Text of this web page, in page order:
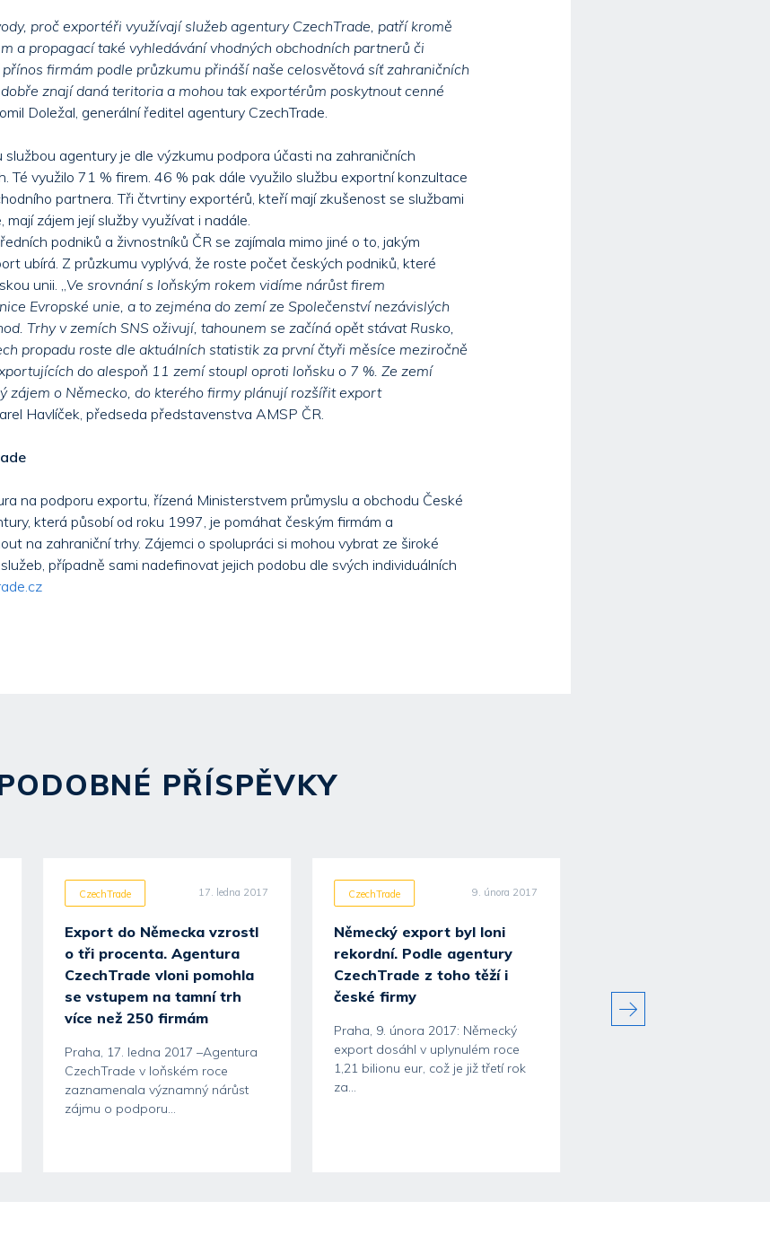
proč exportéři využívají služeb agentury CzechTrade, patří kromě
a propagací také vyhledávání vhodných obchodních partnerů či
firmám podle průzkumu přináší naše celosvětová síť zahraničních
znají daná teritoria a mohou tak exportérům poskytnout cenné
Doležal, generální ředitel agentury CzechTrade.
službou agentury je dle výzkumu podpora účasti na zahraničních
Té využilo 71 % firem. 46 % pak dále využilo službu exportní konzultace
partnera. Tři čtvrtiny exportérů, kteří mají zkušenost se službami
mají zájem její služby využívat i nadále.
podniků a živnostníků ČR se zajímala mimo jiné o to, jakým
ubírá. Z průzkumu vyplývá, že roste počet českých podniků, které
unii. „Ve srovnání s loňským rokem vidíme nárůst firem
Evropské unie, a to zejména do zemí ze Společenství nezávislých
Trhy v zemích SNS oživují, tahounem se začíná opět stávat Rusko,
propadu roste dle aktuálních statistik za první čtyři měsíce meziročně
do alespoň 11 zemí stoupl oproti loňsku o 7 %. Ze zemí
zájem o Německo, do kterého firmy plánují rozšířit export
Havlíček, předseda představenstva AMSP ČR.
na podporu exportu, řízená Ministerstvem průmyslu a obchodu České
která působí od roku 1997, je pomáhat českým firmám a
na zahraniční trhy. Zájemci o spolupráci si mohou vybrat ze široké
případně sami nadefinovat jejich podobu dle svých individuálních
PŘÍSPĚVKY
CzechTrade 17. ledna 2017
Export do Německa vzrostl
o tři procenta. Agentura
CzechTrade vloni pomohla
se vstupem na tamní trh
více než 250 firmám
Praha, 17. ledna 2017 –Agentura
CzechTrade v loňském roce
zaznamenala významný nárůst
zájmu o podporu...
CzechTrade 9. února 2017
Německý export byl loni
rekordní. Podle agentury
CzechTrade z toho těží i
české firmy
Praha, 9. února 2017: Německý
export dosáhl v uplynulém roce
1,21 bilionu eur, což je již třetí rok
za...
přes 87 tisíc hodin pro
než 1 000 klientů